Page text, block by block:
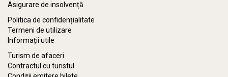
Asigurare de insolvență
Politica de confidențialitate
Termeni de utilizare
Informații utile
Turism de afaceri
Contractul cu turistul